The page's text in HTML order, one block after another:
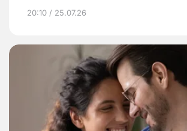
20:10 / 25.07.26